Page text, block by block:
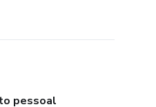
pessoal